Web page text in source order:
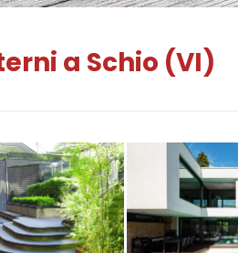
a Schio (VI)